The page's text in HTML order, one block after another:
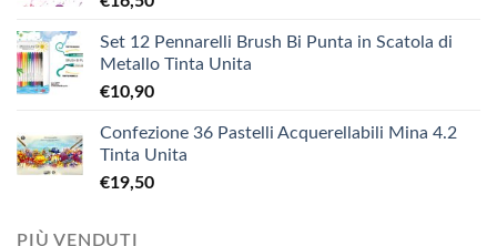
Set 12 Pennarelli Brush Bi Punta in Scatola di
Metallo Tinta Unita
€10,90
Confezione 36 Pastelli Acquerellabili Mina 4.2
Tinta Unita
€19,50
PIÙ VENDUTI